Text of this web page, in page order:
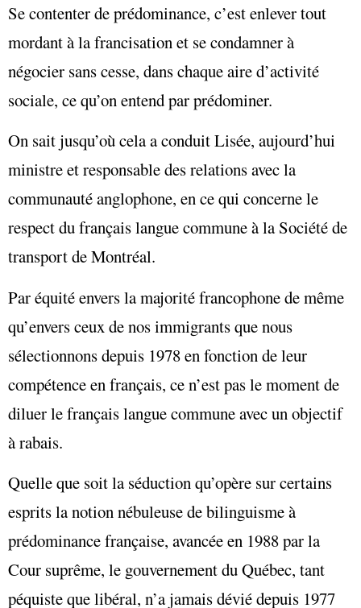
Se contenter de prédominance, c’est enlever tout
mordant à la francisation et se condamner à
négocier sans cesse, dans chaque aire d’activité
sociale, ce qu’on entend par prédominer.
On sait jusqu’où cela a conduit Lisée, aujourd’hui
ministre et responsable des relations avec la
communauté anglophone, en ce qui concerne le
respect du français langue commune à la Société de
transport de Montréal.
Par équité envers la majorité francophone de même
qu’envers ceux de nos immigrants que nous
sélectionnons depuis 1978 en fonction de leur
compétence en français, ce n’est pas le moment de
diluer le français langue commune avec un objectif
à rabais.
Quelle que soit la séduction qu’opère sur certains
esprits la notion nébuleuse de bilinguisme à
prédominance française, avancée en 1988 par la
Cour suprême, le gouvernement du Québec, tant
péquiste que libéral, n’a jamais dévié depuis 1977